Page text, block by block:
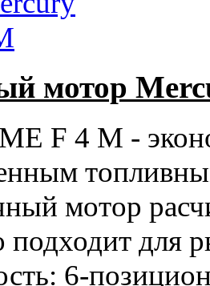
мотор
F 4 M -
мотор
подходит для
6-